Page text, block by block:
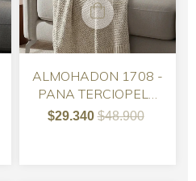
ALMOHADON 1708 -
PANA TERCIOPELO
40 x 40 cm.
$29.340$48.900